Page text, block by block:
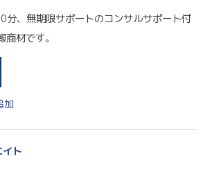
分、無期限サポートのコンサルサポート付
材です。
加
ト